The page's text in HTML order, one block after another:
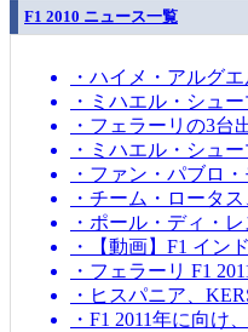
F1 2010 ニュース一覧
・ハイメ・アルグ
・ミハエル・シュ
・フェラーリの3台
・ミハエル・シュ
・ファン・パブロ
・チーム・ロータ
・ポール・ディ・
・【動画】F1 イン
・フェラーリ F1
・ヒスパニア、
・F1 2011年に向